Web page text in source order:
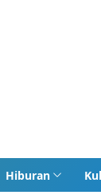
Hiburan